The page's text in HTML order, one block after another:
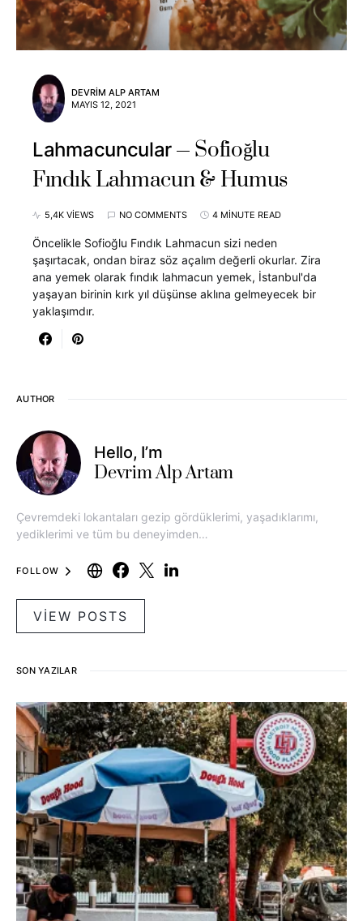
DEVRIM ALP ARTAM
MAYIS 12, 2021
Lahmacuncular
Sofioğlu
Fındık Lahmacun & Humus
5,4K VIEWS NO COMMENTS 4 MINUTE READ
Öncelikle Sofioğlu Fındık Lahmacun sizi neden
şaşırtacak, ondan biraz söz açalım değerli okurlar. Zira
ana yemek olarak fındık lahmacun yemek, İstanbul'da
yaşayan birinin kırk yıl düşünse aklına gelmeyecek bir
yaklaşımdır.
AUTHOR
Hello, I’m
Devrim Alp Artam
Çevremdeki lokantaları gezip gördüklerimi, yaşadıklarımı,
yediklerimi ve tüm bu deneyimden…
FOLLOW
VIEW POSTS
SON YAZILAR